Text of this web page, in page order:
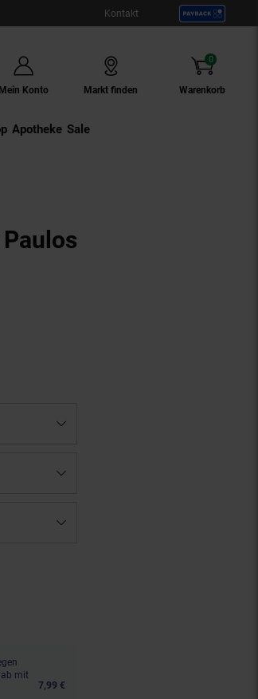
Kontakt
Mein Konto Markt finden Warenkorb
0
Artikel
Link:
Externer Link:
Apotheke Sale
ab mit
7,99 €